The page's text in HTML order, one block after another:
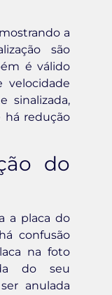
a
são
é válido
velocidade
sinalizada,
há redução
do
a placa do
confusão
na foto
do seu
anulada